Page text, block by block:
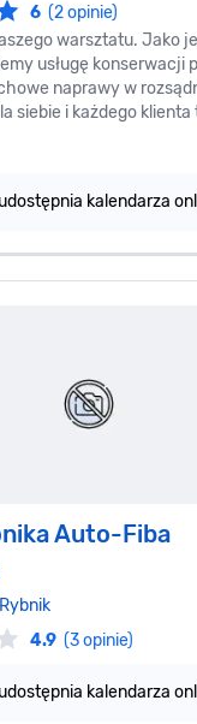
6 (2 opinie)
warsztatu. Jako
usługę konserwacji
naprawy w
siebie i każdego
kalendarza
Auto-Fiba
Rybnik
4.9 (3 opinie)
kalendarza